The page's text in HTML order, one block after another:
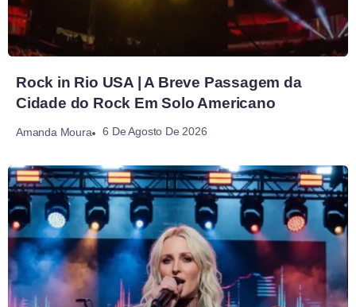
Rock in Rio USA | A Breve Passagem da
Cidade do Rock Em Solo Americano
Amanda Moura 6 De Agosto De 2026